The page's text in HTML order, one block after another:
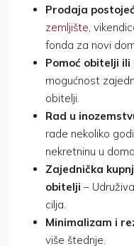
Prodaja
zemljište,
fonda za novi
Pomoć obitelji
mogućnost
obitelji.
Rad u
rade nekoliko
nekretninu u
Zajednička
obitelji –
cilja.
Minimalizam i
više štednje.